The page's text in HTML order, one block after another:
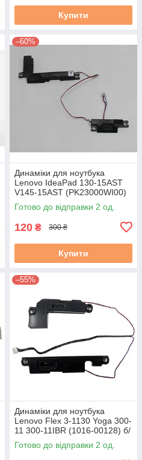
Купити
–60%
Динаміки для ноутбука
Lenovo IdeaPad 130-15AST
V145-15AST (PK23000WI00)
б/в
Готово до відправки 2 од.
120 ₴ 300 ₴
Купити
–55%
Динаміки для ноутбука
Lenovo Flex 3-1130 Yoga 300-
11 300-11IBR (1016-00128) б/
у
Готово до відправки 2 од.